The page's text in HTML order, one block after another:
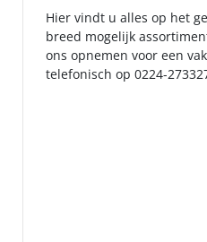
Hier vindt u alles op het
breed mogelijk
ons opnemen voor een
telefonisch op 0224-